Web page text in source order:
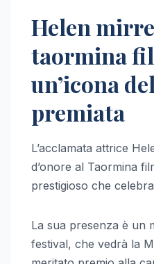
Helen
taormina
un’icona
premiata
L’acclamata attrice
d’onore al Taormina
prestigioso che
La sua presenza è un
festival, che vedrà la